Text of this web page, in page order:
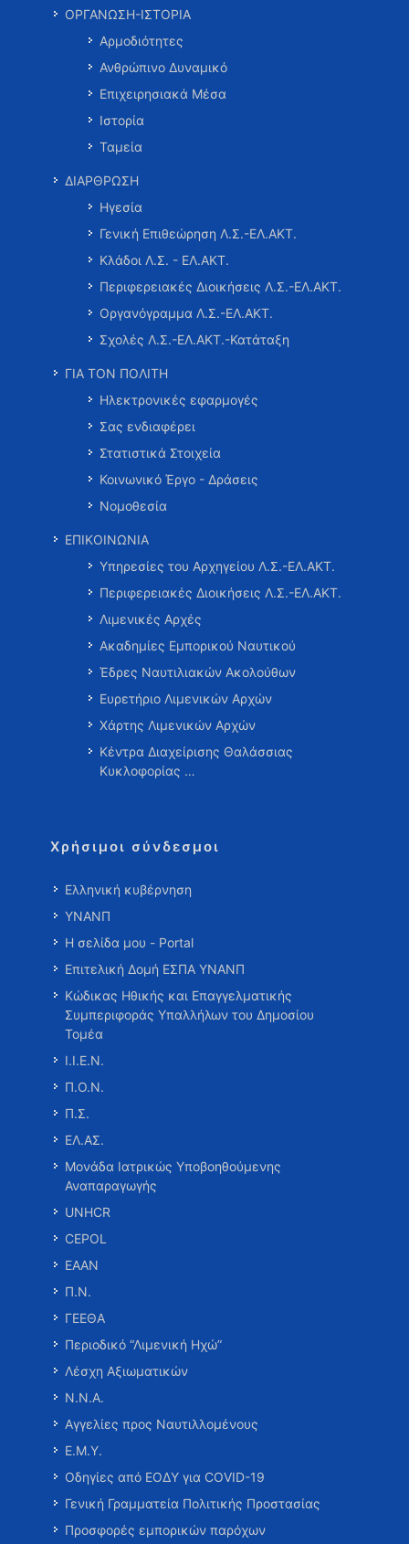
ΟΡΓΑΝΩΣΗ-ΙΣΤΟΡΙΑ
Αρμοδιότητες
Ανθρώπινο Δυναμικό
Επιχειρησιακά Μέσα
Ιστορία
Ταμεία
ΔΙΑΡΘΡΩΣΗ
Ηγεσία
Γενική Επιθεώρηση Λ.Σ.-ΕΛ.ΑΚΤ.
Κλάδοι Λ.Σ. - ΕΛ.ΑΚΤ.
Περιφερειακές Διοικήσεις Λ.Σ.-ΕΛ.ΑΚΤ.
Οργανόγραμμα Λ.Σ.-ΕΛ.ΑΚΤ.
Σχολές Λ.Σ.-ΕΛ.ΑΚΤ.-Κατάταξη
ΓΙΑ ΤΟΝ ΠΟΛΙΤΗ
Ηλεκτρονικές εφαρμογές
Σας ενδιαφέρει
Στατιστικά Στοιχεία
Κοινωνικό Έργο - Δράσεις
Νομοθεσία
ΕΠΙΚΟΙΝΩΝΙΑ
Υπηρεσίες του Αρχηγείου Λ.Σ.-ΕΛ.ΑΚΤ.
Περιφερειακές Διοικήσεις Λ.Σ.-ΕΛ.ΑΚΤ.
Λιμενικές Αρχές
Ακαδημίες Εμπορικού Ναυτικού
Έδρες Ναυτιλιακών Ακολούθων
Ευρετήριο Λιμενικών Αρχών
Χάρτης Λιμενικών Αρχών
Κέντρα Διαχείρισης Θαλάσσιας
Κυκλοφορίας …
Χρήσιμοι σύνδεσμοι
Ελληνική κυβέρνηση
ΥΝΑΝΠ
Η σελίδα μου - Portal
Επιτελική Δομή ΕΣΠΑ ΥΝΑΝΠ
Κώδικας Ηθικής και Επαγγελματικής
Συμπεριφοράς Υπαλλήλων του Δημοσίου
Τομέα
Ι.Ι.Ε.Ν.
Π.Ο.Ν.
Π.Σ.
ΕΛ.ΑΣ.
Μονάδα Ιατρικώς Υποβοηθούμενης
Αναπαραγωγής
UNHCR
CEPOL
ΕΑΑΝ
Π.Ν.
ΓΕΕΘΑ
Περιοδικό “Λιμενική Ηχώ”
Λέσχη Αξιωματικών
Ν.Ν.Α.
Αγγελίες προς Ναυτιλλομένους
Ε.Μ.Υ.
Οδηγίες από ΕΟΔΥ για COVID-19
Γενική Γραμματεία Πολιτικής Προστασίας
Προσφορές εμπορικών παρόχων